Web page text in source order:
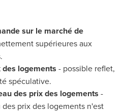
sur le marché de
supérieures aux
logements - possible reflet,
spéculative.
des prix des logements -
prix des logements n'est